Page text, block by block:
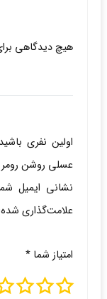
هیچ دیدگاهی
اولین نفری
عسلی روشن
نشانی ایمیل
علامت‌گذاری
امتیاز شما *